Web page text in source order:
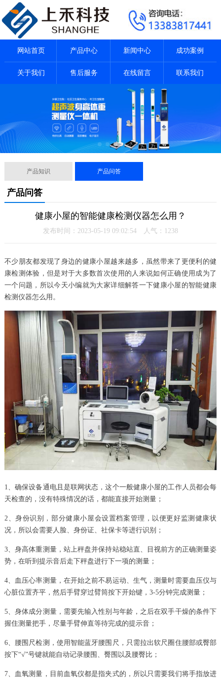
网站首页 产品中心 新闻中心 成功案例
关于我们 售后服务 在线留言 联系我们
产品知识 产品问答
产品问答
健康小屋的智能健康检测仪器怎么用？
发布时间：2023-05-19 09:02:54 人气： 1238
不少朋友都发现了身边的健康小屋越来越多，虽然带来了更便利的健
康检测体验，但是对于大多数首次使用的人来说如何正确使用成为了
一个问题，所以今天小编就为大家详细解答一下健康小屋的智能健康
检测仪器怎么用。
1、确保设备通电且是联网状态，这个一般健康小屋的工作人员都会每
天检查的，没有特殊情况的话，都能直接开始测量；
2、身份识别，部分健康小屋会设置档案管理，以便更好监测健康状
况，所以会需要人脸、身份证、社保卡等进行识别；
3、身高体重测量，站上秤盘并保持站稳站直、目视前方的正确测量姿
势，在听到提示音后走下秤盘进行下一项的测量；
4、血压心率测量，在开始之前不易运动、生气，测量时需要血压仪与
心脏位置齐平，然后手臂穿过臂筒按下开始键，3-5分钟完成测量；
5、身体成分测量，需要先输入性别与年龄，之后在双手干燥的条件下
握住测量把手，尽量手臂伸直等待完成的提示音；
6、腰围尺检测，使用智能蓝牙腰围尺，只需拉出软尺圈住腰部或臀部
按下“√”号键就能自动记录腰围、臀围以及腰臀比；
7、血氧测量，目前血氧仪都是指夹式的，所以只需要我们将手指放进